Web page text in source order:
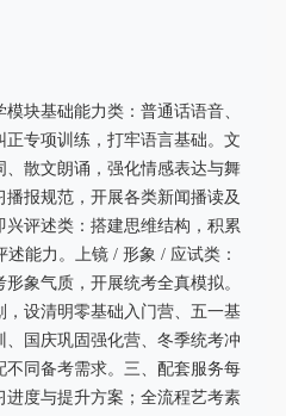
模块基础能力类：普通话语音、
专项训练，打牢语言基础。文
散文朗诵，强化情感表达与舞
报规范，开展各类新闻播读及
评述类：搭建思维结构，积累
能力。上镜 / 形象 / 应试类：
象气质，开展统考全真模拟。
设清明零基础入门营、五一基
国庆巩固强化营、冬季统考冲
同备考需求。三、配套服务每
度与提升方案；全流程艺考素